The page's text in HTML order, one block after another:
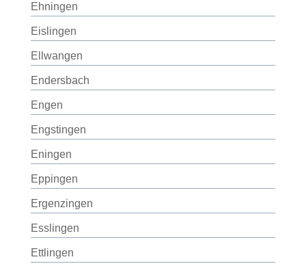
Ehningen
Eislingen
Ellwangen
Endersbach
Engen
Engstingen
Eningen
Eppingen
Ergenzingen
Esslingen
Ettlingen